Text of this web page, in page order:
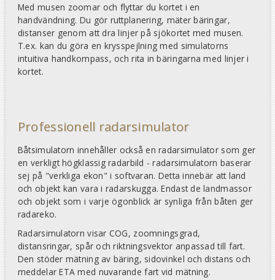
Med musen zoomar och flyttar du kortet i en
handvändning. Du gör ruttplanering, mäter bäringar,
distanser genom att dra linjer på sjökortet med musen.
T.ex. kan du göra en krysspejlning med simulatorns
intuitiva handkompass, och rita in bäringarna med linjer i
kortet.
Professionell radarsimulator
Båtsimulatorn innehåller också en radarsimulator som ger
en verkligt högklassig radarbild - radarsimulatorn baserar
sej på "verkliga ekon" i softvaran. Detta innebär att land
och objekt kan vara i radarskugga. Endast de landmassor
och objekt som i varje ögonblick är synliga från båten ger
radareko.
Radarsimulatorn visar COG, zoomningsgrad,
distansringar, spår och riktningsvektor anpassad till fart.
Den stöder mätning av bäring, sidovinkel och distans och
meddelar ETA med nuvarande fart vid mätning.